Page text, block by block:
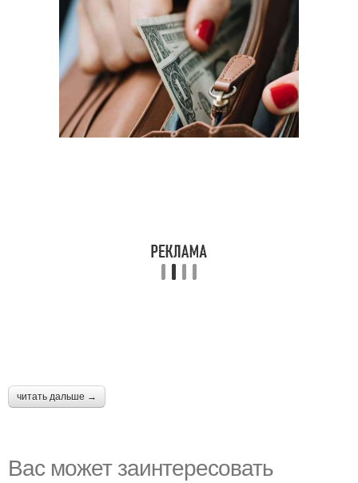
читать дальше →
Вас может заинтересовать